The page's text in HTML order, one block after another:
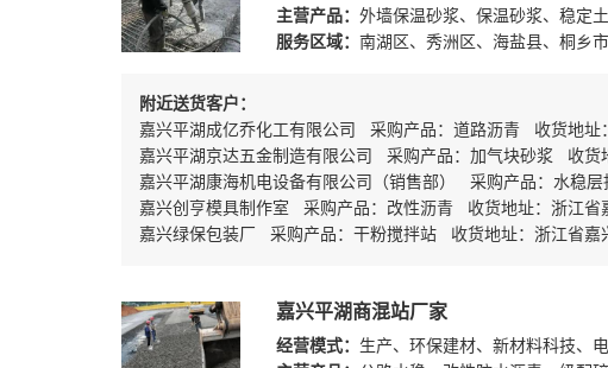
主营产品： 外墙保温砂浆、保温砂浆、稳定
服务区域： 南湖区、秀洲区、海盐县、桐乡
附近送货客户：
嘉兴平湖成亿乔化工有限公司 采购产品：道路沥青 收货地址
嘉兴平湖京达五金制造有限公司 采购产品：加气块砂浆 收货
嘉兴平湖康海机电设备有限公司（销售部） 采购产品：水稳
嘉兴创亨模具制作室 采购产品：改性沥青 收货地址：浙江省
嘉兴绿保包装厂 采购产品：干粉搅拌站 收货地址：浙江省嘉
嘉兴平湖商混站厂家
经营模式： 生产、环保建材、新材料科技、